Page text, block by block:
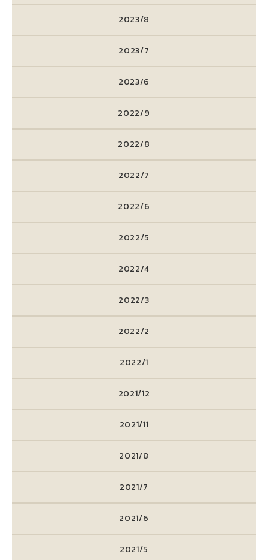
2023/8
2023/7
2023/6
2022/9
2022/8
2022/7
2022/6
2022/5
2022/4
2022/3
2022/2
2022/1
2021/12
2021/11
2021/8
2021/7
2021/6
2021/5